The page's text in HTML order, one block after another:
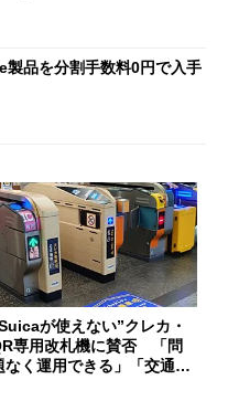
製品を分割手数料0円で入手
が使えない”クレカ・
専用改札機に賛否 「問
なく運用できる」「交通系I